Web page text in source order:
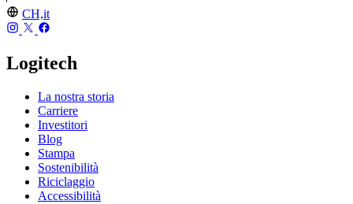
CH,it
Logitech
La nostra storia
Carriere
Investitori
Blog
Stampa
Sostenibilità
Riciclaggio
Accessibilità